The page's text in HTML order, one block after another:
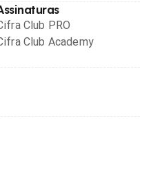
Club PRO
Club Academy